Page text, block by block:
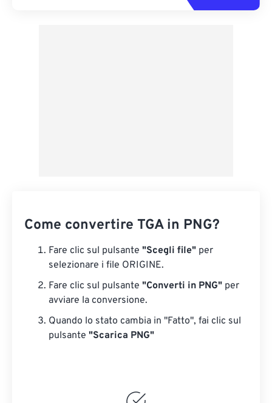
Come convertire TGA in PNG?
Fare clic sul pulsante "Scegli file" per
selezionare i file ORIGINE.
Fare clic sul pulsante "Converti in PNG" per
avviare la conversione.
Quando lo stato cambia in "Fatto", fai clic sul
pulsante "Scarica PNG"